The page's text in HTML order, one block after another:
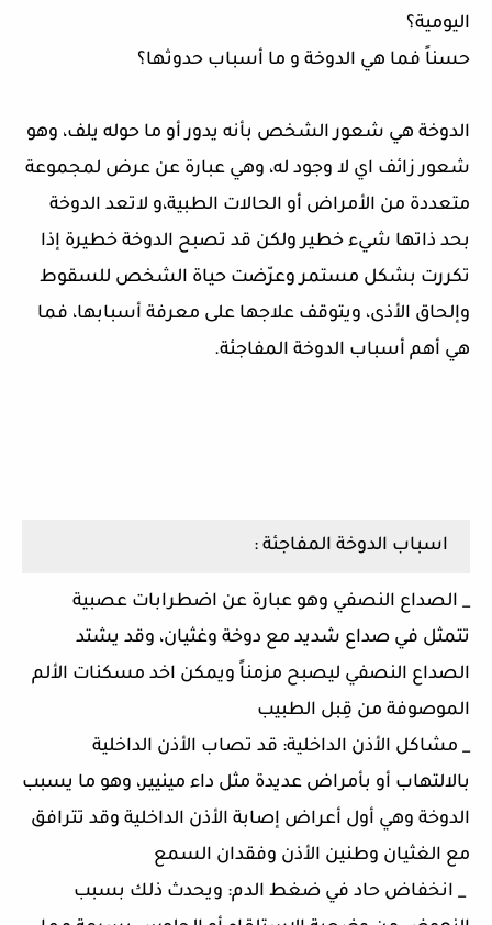
اليومية؟
حسناً فما هي الدوخة و ما أسباب حدوثها؟
الدوخة هي شعور الشخص بأنه يدور أو ما حوله يلف، وهو
شعور زائف اي لا وجود له، وهي عبارة عن عرض لمجموعة
متعددة من الأمراض أو الحالات الطبية،و لاتعد الدوخة
بحد ذاتها شيء خطير ولكن قد تصبح الدوخة خطيرة إذا
تكررت بشكل مستمر وعرّضت حياة الشخص للسقوط
وإلحاق الأذى، ويتوقف علاجها على معرفة أسبابها، فما
هي أهم أسباب الدوخة المفاجئة.
اسباب الدوخة المفاجئة :
_ الصداع النصفي وهو عبارة عن اضطرابات عصبية
تتمثل في صداع شديد مع دوخة وغثيان، وقد يشتد
الصداع النصفي ليصبح مزمناً ويمكن اخد مسكنات الألم
الموصوفة من قِبل الطبيب
_ مشاكل الأذن الداخلية: قد تصاب الأذن الداخلية
بالالتهاب أو بأمراض عديدة مثل داء مينيير، وهو ما يسبب
الدوخة وهي أول أعراض إصابة الأذن الداخلية وقد تترافق
مع الغثيان وطنين الأذن وفقدان السمع
_ انخفاض حاد في ضغط الدم: ويحدث ذلك بسبب